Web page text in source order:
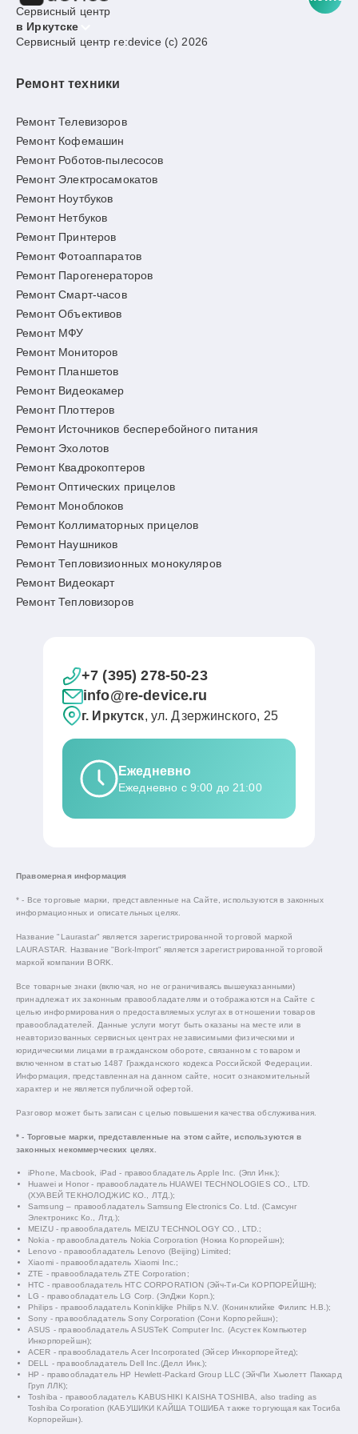
Сервисный центр
в Иркутске
Сервисный центр re:device (c) 2026
Ремонт техники
Ремонт Телевизоров
Ремонт Кофемашин
Ремонт Роботов-пылесосов
Ремонт Электросамокатов
Ремонт Ноутбуков
Ремонт Нетбуков
Ремонт Принтеров
Ремонт Фотоаппаратов
Ремонт Парогенераторов
Ремонт Смарт-часов
Ремонт Объективов
Ремонт МФУ
Ремонт Мониторов
Ремонт Планшетов
Ремонт Видеокамер
Ремонт Плоттеров
Ремонт Источников бесперебойного питания
Ремонт Эхолотов
Ремонт Квадрокоптеров
Ремонт Оптических прицелов
Ремонт Моноблоков
Ремонт Коллиматорных прицелов
Ремонт Наушников
Ремонт Тепловизионных монокуляров
Ремонт Видеокарт
Ремонт Тепловизоров
+7 (395) 278-50-23
info@re-device.ru
г. Иркутск, ул. Дзержинского, 25
Ежедневно
Ежедневно с 9:00 до 21:00
Правомерная информация
* - Все торговые марки, представленные на Сайте, используются в законных
информационных и описательных целях.
Название "Laurastar" является зарегистрированной торговой маркой
LAURASTAR. Название "Bork-Import" является зарегистрированной торговой
маркой компании BORK.
Все товарные знаки (включая, но не ограничиваясь вышеуказанными)
принадлежат их законным правообладателям и отображаются на Сайте с
целью информирования о предоставляемых услугах в отношении товаров
правообладателей. Данные услуги могут быть оказаны на месте или в
неавторизованных сервисных центрах независимыми физическими и
юридическими лицами в гражданском обороте, связанном с товаром и
включенном в статью 1487 Гражданского кодекса Российской Федерации.
Информация, представленная на данном сайте, носит ознакомительный
характер и не является публичной офертой.
Разговор может быть записан с целью повышения качества обслуживания.
* - Торговые марки, представленные на этом сайте, используются в
законных некоммерческих целях.
iPhone, Macbook, iPad - правообладатель Apple Inc. (Эпл Инк.);
Huawei и Honor - правообладатель HUAWEI TECHNOLOGIES CO., LTD.
(ХУАВЕЙ ТЕКНОЛОДЖИС КО., ЛТД.);
Samsung – правообладатель Samsung Electronics Co. Ltd. (Самсунг
Электроникс Ко., Лтд.);
MEIZU - правообладатель MEIZU TECHNOLOGY CO., LTD.;
Nokia - правообладатель Nokia Corporation (Нокиа Корпорейшн);
Lenovo - правообладатель Lenovo (Beijing) Limited;
Xiaomi - правообладатель Xiaomi Inc.;
ZTE - правообладатель ZTE Corporation;
HTC - правообладатель HTC CORPORATION (Эйч-Ти-Си КОРПОРЕЙШН);
LG - правообладатель LG Corp. (ЭлДжи Корп.);
Philips - правообладатель Koninklijke Philips N.V. (Конинклийке Филипс Н.В.);
Sony - правообладатель Sony Corporation (Сони Корпорейшн);
ASUS - правообладатель ASUSTeK Computer Inc. (Асустек Компьютер
Инкорпорейшн);
ACER - правообладатель Acer Incorporated (Эйсер Инкорпорейтед);
DELL - правообладатель Dell Inc.(Делл Инк.);
HP - правообладатель HP Hewlett-Packard Group LLC (ЭйчПи Хьюлетт Паккард
Груп ЛЛК);
Toshiba - правообладатель KABUSHIKI KAISHA TOSHIBA, also trading as
Toshiba Corporation (КАБУШИКИ КАЙША ТОШИБА также торгующая как Тосиба
Корпорейшн).